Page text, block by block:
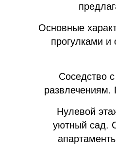
Основные
прогулками и
Соседство
развлечениям.
Нулевой
уютный сад.